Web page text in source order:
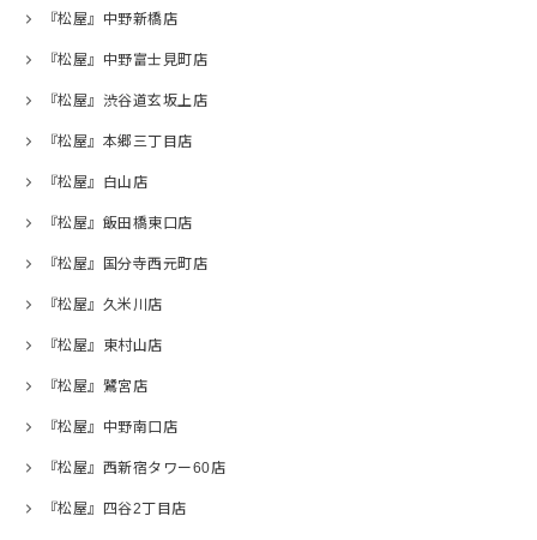
『松屋』中野新橋店
『松屋』中野富士見町店
『松屋』渋谷道玄坂上店
『松屋』本郷三丁目店
『松屋』白山店
『松屋』飯田橋東口店
『松屋』国分寺西元町店
『松屋』久米川店
『松屋』東村山店
『松屋』鷺宮店
『松屋』中野南口店
『松屋』西新宿タワー60店
『松屋』四谷2丁目店